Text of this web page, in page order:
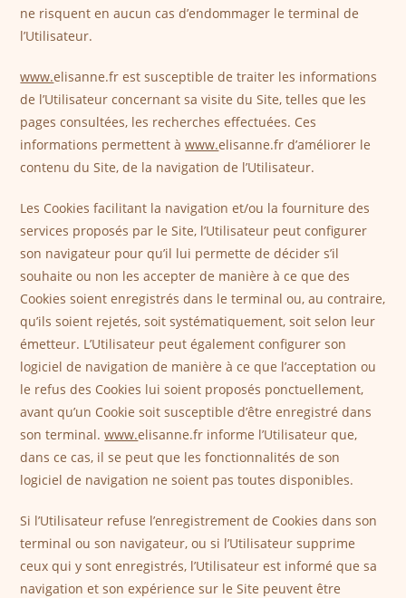
ne risquent en aucun cas d’endommager le terminal de
l’Utilisateur.
www.elisanne.fr est susceptible de traiter les informations
de l’Utilisateur concernant sa visite du Site, telles que les
pages consultées, les recherches effectuées. Ces
informations permettent àwww.elisanne.fr d’améliorer le
contenu du Site, de la navigation de l’Utilisateur.
Les Cookies facilitant la navigation et/ou la fourniture des
services proposés par le Site, l’Utilisateur peut configurer
son navigateur pour qu’il lui permette de décider s’il
souhaite ou non les accepter de manière à ce que des
Cookies soient enregistrés dans le terminal ou, au contraire,
qu’ils soient rejetés, soit systématiquement, soit selon leur
émetteur. L’Utilisateur peut également configurer son
logiciel de navigation de manière à ce que l’acceptation ou
le refus des Cookies lui soient proposés ponctuellement,
avant qu’un Cookie soit susceptible d’être enregistré dans
son terminal.www.elisanne.fr informe l’Utilisateur que,
dans ce cas, il se peut que les fonctionnalités de son
logiciel de navigation ne soient pas toutes disponibles.
Si l’Utilisateur refuse l’enregistrement de Cookies dans son
terminal ou son navigateur, ou si l’Utilisateur supprime
ceux qui y sont enregistrés, l’Utilisateur est informé que sa
navigation et son expérience sur le Site peuvent être